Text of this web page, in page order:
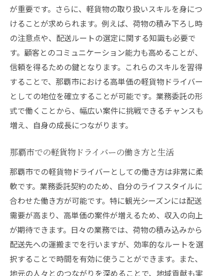
の変化
業務委託で成功するためのコツ
那覇市の委託先選びで注意すべきポイント
軽貨物ドライバーとしての柔軟な働き方と那覇
市の求人情報
自由な働き方を実現する柔軟性の秘訣
那覇市での求人情報の探し方と選び方
柔軟な働き方がもたらすメリットとデメリ
軽貨物ドライバーの一日と那覇市での生活
那覇市での軽貨物ドライバーの求人動向
フリーランスとしての軽貨物業務の魅力
即日採用のチャンスを活かして沖縄で高収入を
得る秘訣
即日採用を成功させるための応募のポイン
ト
採用後すぐに収入を上げるためのステップ
が重要です。さらに、軽貨物の取り扱いスキルを身につ
けることが求められます。例えば、荷物の積み下ろし時
の注意点や、配送ルートの選定に関する知識も必要で
す。顧客とのコミュニケーション能力も高めることが、
信頼を得るための鍵となります。これらのスキルを習得
することで、那覇市における高単価の軽貨物ドライバー
としての地位を確立することが可能です。業務委託の形
式で働くことから、幅広い案件に挑戦できるチャンスも
増え、自身の成長につながります。
那覇市での軽貨物ドライバーの働き方と生活
那覇市での軽貨物ドライバーとしての働き方は非常に柔
軟です。業務委託契約のため、自分のライフスタイルに
合わせた働き方が可能です。特に観光シーズンには配送
需要が高まり、高単価の案件が増えるため、収入の向上
が期待できます。日々の業務では、荷物の積み込みから
配送先への運搬までを行いますが、効率的なルートを選
択することで時間を有効に使うことができます。また、
地元の人々とのつながりを深めることで、地域貢献も実